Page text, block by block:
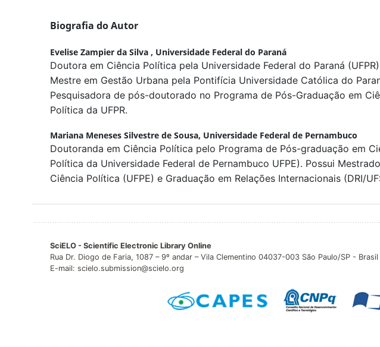
Biografia do Autor
Evelise Zampier da Silva , Universidade Federal do Paraná
Doutora em Ciência Política pela Universidade Federal do Paraná
Mestre em Gestão Urbana pela Pontifícia Universidade Católica do
Pesquisadora de pós-doutorado no Programa de Pós-Graduação em
Política da UFPR.
Mariana Meneses Silvestre de Sousa, Universidade Federal de Pernambuco
Doutoranda em Ciência Política pelo Programa de Pós-graduação em
Política da Universidade Federal de Pernambuco UFPE). Possui
Ciência Política (UFPE) e Graduação em Relações Internacionais (DRI/
SciELO - Scientific Electronic Library Online
Rua Dr. Diogo de Faria, 1087 – 9º andar – Vila Clementino 04037-003 São Paulo/SP - Brasil
E-mail: scielo.submission@scielo.org